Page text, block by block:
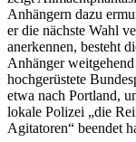
Anhängern dazu
er die nächste Wahl
anerkennen, besteht
Anhänger
hochgerüstete
etwa nach Portland,
lokale Polizei „die
Agitatoren“ beendet